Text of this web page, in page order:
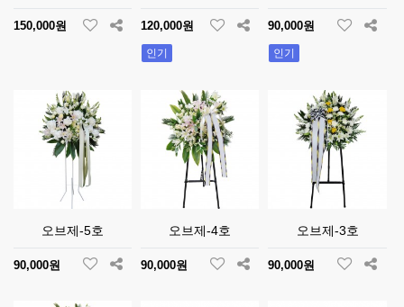
150,000원 120,000원
인기
90,000원
인기
오브제-5호
90,000원
오브제-4호
90,000원
오브제-3호
90,000원